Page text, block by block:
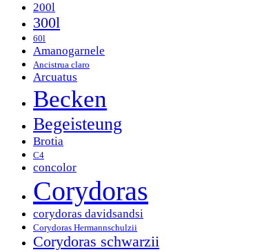
200l
300l
60l
Amanogarnele
Ancistrua claro
Arcuatus
Becken
Begeisteung
Brotia
C4
concolor
Corydoras
corydoras davidsandsi
Corydoras Hermannschulzii
Corydoras schwarzii